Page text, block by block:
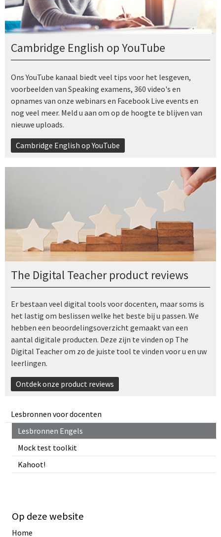
Lesbronnen voor docenten
Lesbronnen Engels
Mock test toolkit
Kahoot!
Cambridge English op YouTube
Ons YouTube kanaal biedt veel tips voor het lesgeven,
voorbeelden van Speaking examens, 360 video's en
opnames van onze webinars en Facebook Live events en
nog veel meer. Meld u aan om op de hoogte te blijven van
nieuwe uploads.
Cambridge English op YouTube
The Digital Teacher product reviews
Er bestaan veel digital tools voor docenten, maar soms is
het lastig om beslissen welke het beste bij u passen. We
hebben een beoordelingsoverzicht gemaakt van een
aantal digitale producten. Deze zijn te vinden op The
Digital Teacher om zo de juiste tool te vinden voor u en uw
leerlingen.
Ontdek onze product reviews
Op deze website
Home